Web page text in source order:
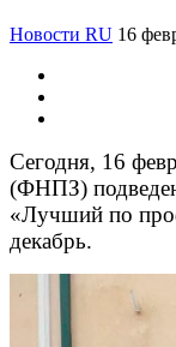
Новости RU 16
Сегодня, 16
(ФНПЗ)
«Лучший по
декабрь.